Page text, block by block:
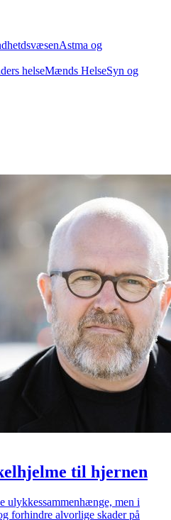
Astma og
helseMænds HelseSyn og
til hjernen
ulykkessammenhænge, men i
forhindre alvorlige skader på